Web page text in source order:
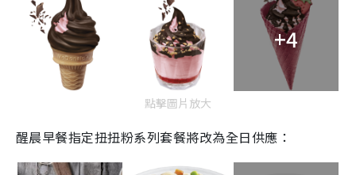
+4
點擊圖片放大
醒晨早餐指定扭扭粉系列套餐將改為全日供應：